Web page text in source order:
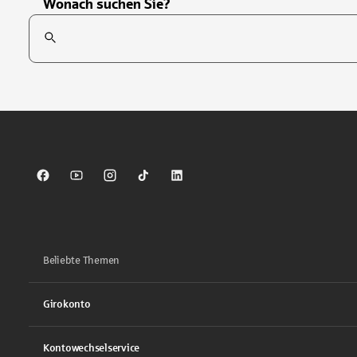
Wonach suchen Sie?
Suchfeld
Sparkasse auf Facebook
Sparkasse auf Youtube
Sparkasse auf Instagram
Sparkasse auf TikTok
Sparkasse auf LinkedIn
Beliebte Themen
Girokonto
Kontowechselservice